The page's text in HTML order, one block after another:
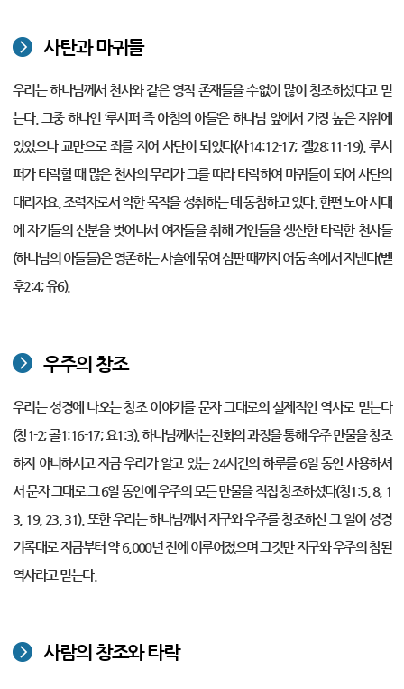
사탄과 마귀들
우리는 하나님께서 천사와 같은 영적 존재들을 수없이 많이 창조하셨다고 믿
는다. 그중 하나인 ‘루시퍼 즉 아침의 아들’은 하나님 앞에서 가장 높은 지위에
있었으나 교만으로 죄를 지어 사탄이 되었다(사14:12-17; 겔28:11-19). 루시
퍼가 타락할 때 많은 천사의 무리가 그를 따라 타락하여 마귀들이 되어 사탄의
대리자요, 조력자로서 악한 목적을 성취하는 데 동참하고 있다. 한편 노아 시대
에 자기들의 신분을 벗어나서 여자들을 취해 거인들을 생산한 타락한 천사들
(하나님의 아들들)은 영존하는 사슬에 묶여 심판 때까지 어둠 속에서 지낸다(벧
후2:4; 유6).
우주의 창조
우리는 성경에 나오는 창조 이야기를 문자 그대로의 실제적인 역사로 믿는다
(창1-2; 골1:16-17; 요1:3). 하나님께서는 진화의 과정을 통해 우주 만물을 창조
하지 아니하시고 지금 우리가 알고 있는 24시간의 하루를 6일 동안 사용하셔
서 문자 그대로 그 6일 동안에 우주의 모든 만물을 직접 창조하셨다(창1:5, 8, 1
3, 19, 23, 31). 또한 우리는 하나님께서 지구와 우주를 창조하신 그 일이 성경
기록대로 지금부터 약 6,000년 전에 이루어졌으며 그것만 지구와 우주의 참된
역사라고 믿는다.
사람의 창조와 타락